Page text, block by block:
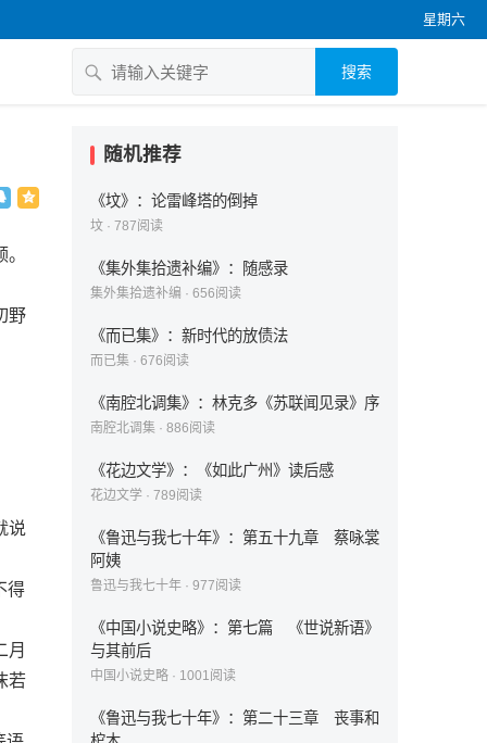
星期六
搜索
野
说
得
月
若
随机推荐
《坟》：论雷峰塔的倒掉
坟 · 787阅读
《集外集拾遗补编》：随感录
集外集拾遗补编 · 656阅读
《而已集》：新时代的放债法
而已集 · 676阅读
《南腔北调集》：林克多《苏联闻见录》序
南腔北调集 · 886阅读
《花边文学》：《如此广州》读后感
花边文学 · 789阅读
《鲁迅与我七十年》：第五十九章 蔡咏裳
阿姨
鲁迅与我七十年 · 977阅读
《中国小说史略》：第七篇 《世说新语》
与其前后
中国小说史略 · 1001阅读
《鲁迅与我七十年》：第二十三章 丧事和